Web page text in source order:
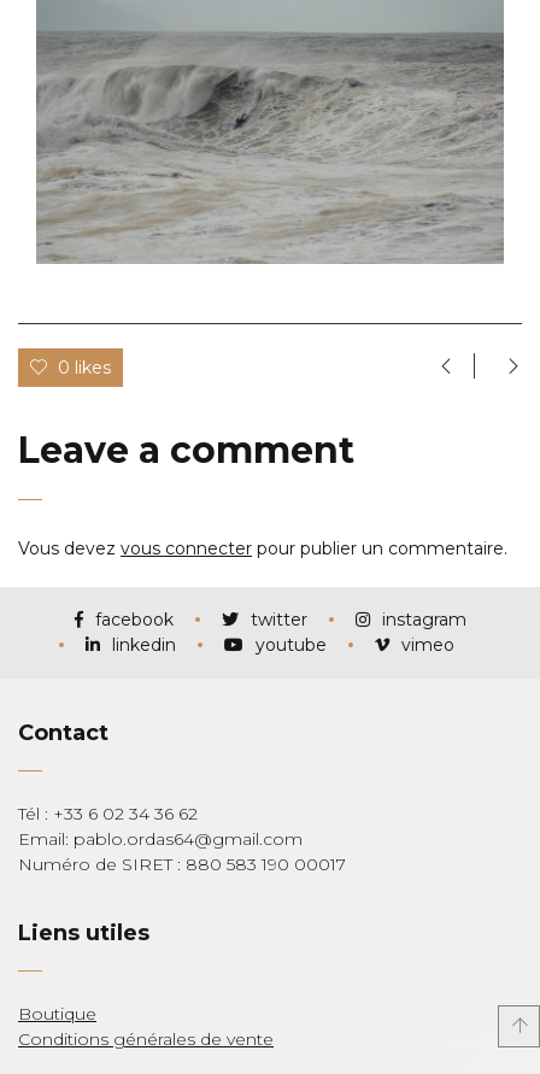
0 likes
Leave a comment
Vous devez vous connecter pour publier un commentaire.
facebook twitter
instagram
linkedin
youtube vimeo
Contact
Tél : +33 6 02 34 36 62
Email: pablo.ordas64@gmail.com
Numéro de SIRET : 880 583 190 00017
Liens utiles
Boutique
Conditions générales de vente